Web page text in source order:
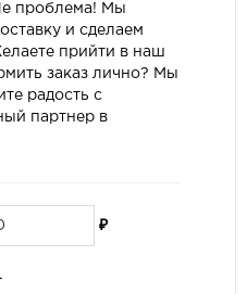
проблема! Мы
и сделаем
прийти в наш
заказ лично? Мы
радость с
партнер в
₽